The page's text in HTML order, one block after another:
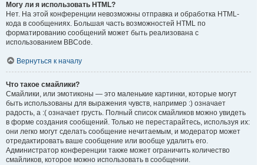
Могу ли я использовать HTML?
Нет. На этой конференции невозможны отправка и обработка HTML-
кода в сообщениях. Большая часть возможностей HTML по
форматированию сообщений может быть реализована с
использованием BBCode.
Вернуться к началу
Что такое смайлики?
Смайлики, или эмотиконы — это маленькие картинки, которые могут
быть использованы для выражения чувств, например :) означает
радость, а :( означает грусть. Полный список смайликов можно увидеть
в форме создания сообщений. Только не перестарайтесь, используя их:
они легко могут сделать сообщение нечитаемым, и модератор может
отредактировать ваше сообщение или вообще удалить его.
Администратор конференции также может ограничить количество
смайликов, которое можно использовать в сообщении.